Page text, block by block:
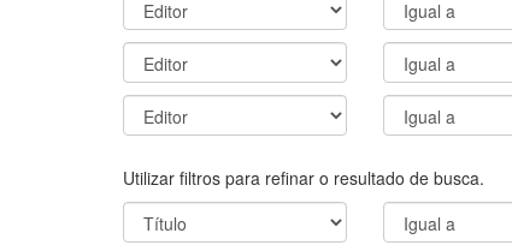
Utilizar filtros para refinar o resultado de busca.